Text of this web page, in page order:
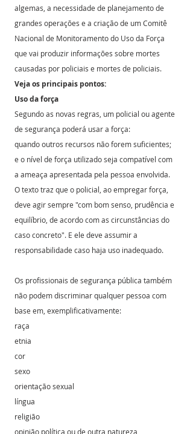
algemas, a necessidade de planejamento de
grandes operações e a criação de um Comitê
Nacional de Monitoramento do Uso da Força
que vai produzir informações sobre mortes
causadas por policiais e mortes de policiais.
Veja os principais pontos:
Uso da força
Segundo as novas regras, um policial ou agente
de segurança poderá usar a força:
quando outros recursos não forem suficientes;
e o nível de força utilizado seja compatível com
a ameaça apresentada pela pessoa envolvida.
O texto traz que o policial, ao empregar força,
deve agir sempre "com bom senso, prudência e
equilíbrio, de acordo com as circunstâncias do
caso concreto". E ele deve assumir a
responsabilidade caso haja uso inadequado.
Os profissionais de segurança pública também
não podem discriminar qualquer pessoa com
base em, exemplificativamente:
raça
etnia
cor
sexo
orientação sexual
língua
religião
opinião política ou de outra natureza